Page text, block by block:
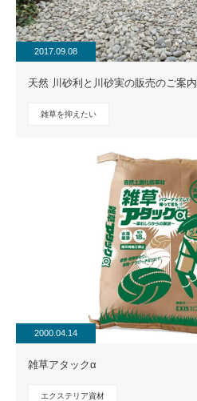
2017.09.08
天然 川砂利と川砂実の販売のご案内
雑草を抑えたい
2000.04.14
雑草アタックα
エクステリア資材